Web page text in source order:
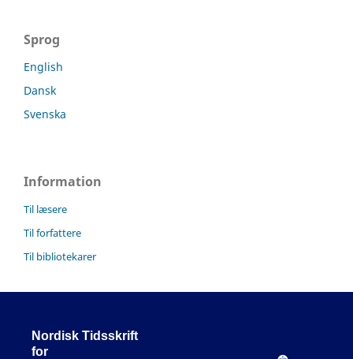
Sprog
English
Dansk
Svenska
Information
Til læsere
Til forfattere
Til bibliotekarer
Nordisk Tidsskrift
for